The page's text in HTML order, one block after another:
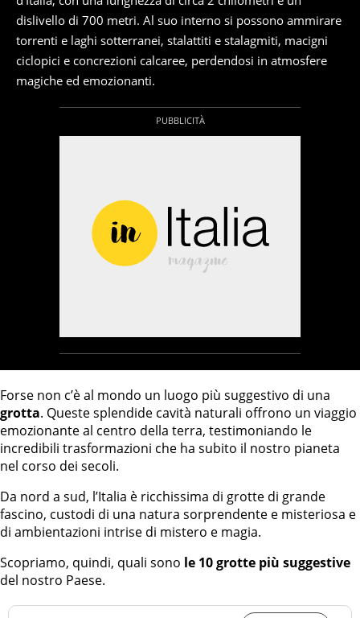
dislivello di 700 metri. Al suo interno si possono ammirare
torrenti e laghi sotterranei, stalattiti e stalagmiti, macigni
ciclopici e concrezioni calcaree, perdendosi in atmosfere
magiche ed emozionanti.
Forse non c’è al mondo un luogo più suggestivo di una
grotta. Queste splendide cavità naturali offrono un viaggio
emozionante al centro della terra, testimoniando le
incredibili trasformazioni che ha subito il nostro pianeta
nel corso dei secoli.
Da nord a sud, l’Italia è ricchissima di grotte di grande
fascino, custodi di una natura sorprendente e misteriosa e
di ambientazioni intrise di mistero e magia.
Scopriamo, quindi, quali sono le 10 grotte più suggestive
del nostro Paese.